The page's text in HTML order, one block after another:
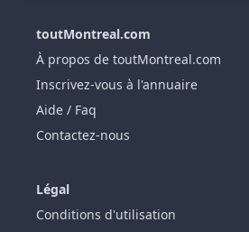
toutMontreal.com
À propos de toutMontreal.com
Inscrivez-vous à l'annuaire
Aide / Faq
Contactez-nous
Légal
Conditions d'utilisation